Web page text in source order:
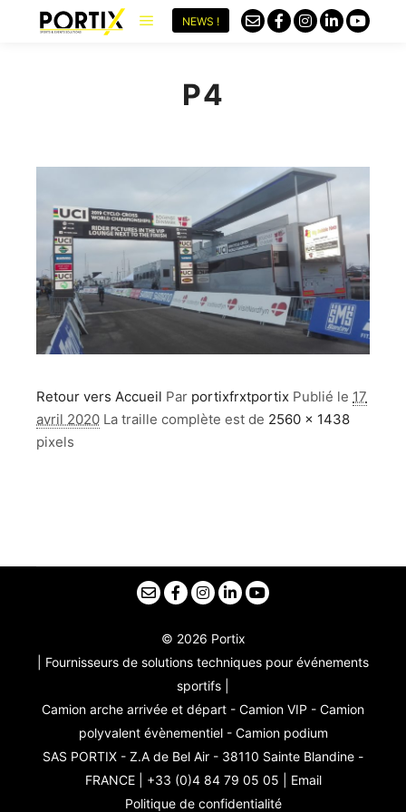
NEWS !
P4
Retour vers Accueil Par portixfrxtportix Publié le 17
avril 2020 La traille complète est de 2560 × 1438
pixels
© 2026 Portix
| Fournisseurs de solutions techniques pour événements
sportifs |
Camion arche arrivée et départ - Camion VIP - Camion
polyvalent évènementiel - Camion podium
SAS PORTIX - Z.A de Bel Air - 38110 Sainte Blandine -
FRANCE | +33 (0)4 84 79 05 05 | Email
Politique de confidentialité